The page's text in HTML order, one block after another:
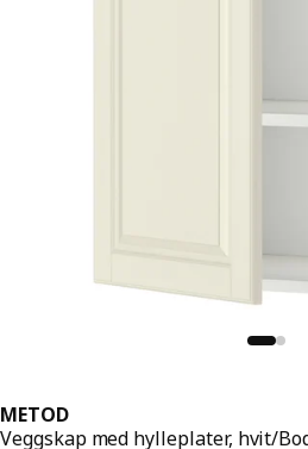
METOD
Veggskap med hylleplater, hvit/